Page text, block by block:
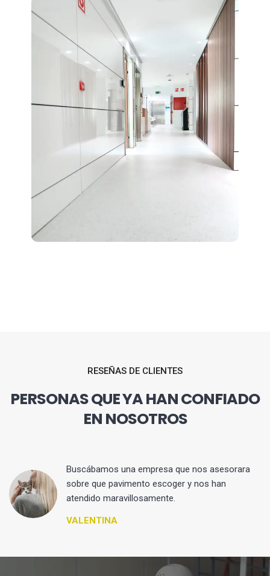
RESEÑAS DE CLIENTES
PERSONAS QUE YA HAN CONFIADO
EN NOSOTROS
Buscábamos una empresa que nos asesorara
sobre que pavimento escoger y nos han
atendido maravillosamente.
VALENTINA